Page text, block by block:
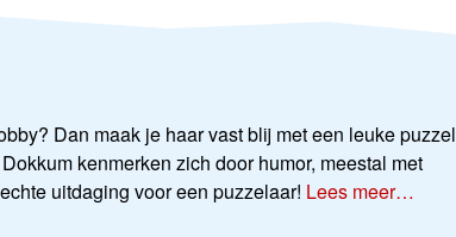
Dan maak je haar vast blij met een leuke puzzel
kenmerken zich door humor, meestal met
uitdaging voor een puzzelaar! Lees meer…